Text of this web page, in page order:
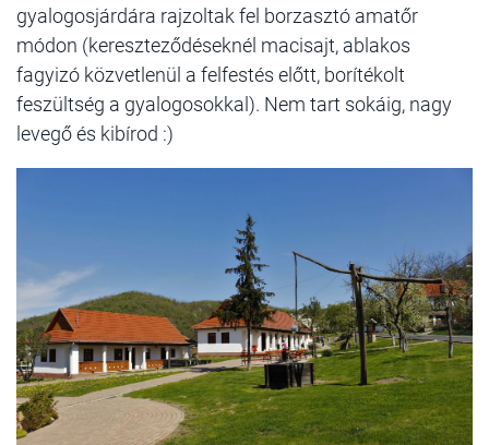
gyalogosjárdára rajzoltak fel borzasztó amatőr
módon (kereszteződéseknél macisajt, ablakos
fagyizó közvetlenül a felfestés előtt, borítékolt
feszültség a gyalogosokkal). Nem tart sokáig, nagy
levegő és kibírod :)